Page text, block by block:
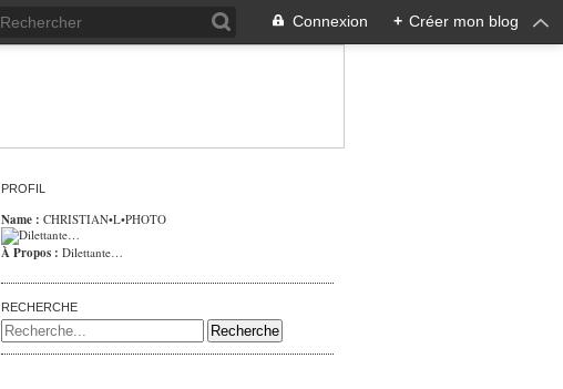
Connexion + Créer mon blog
PROFIL
Name : CHRISTIAN•L•PHOTO
À Propos : Dilettante…
RECHERCHE